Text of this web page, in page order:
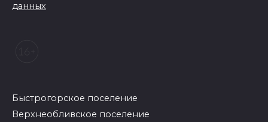
данных
Быстрогорское поселение
Верхнеобливское поселение